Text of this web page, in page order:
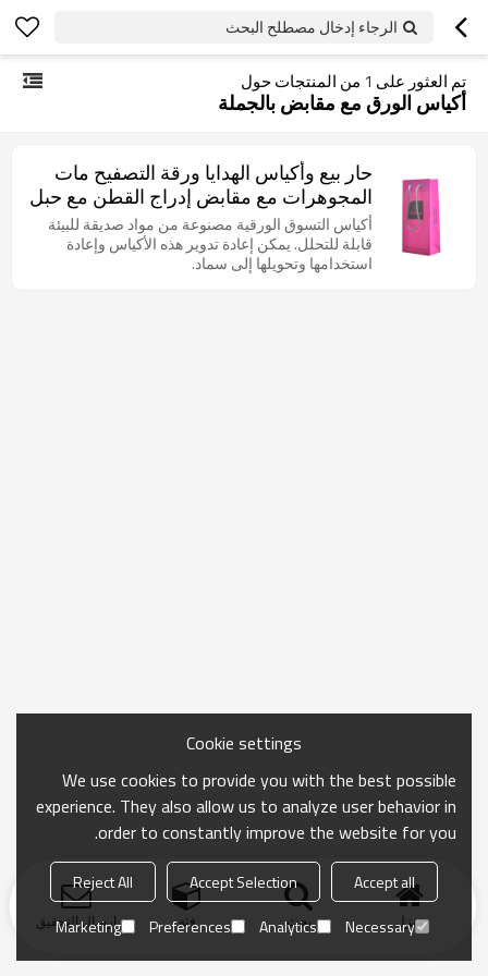
الرجاء إدخال مصطلح البحث
تم العثور على 1 من المنتجات حول
أكياس الورق مع مقابض بالجملة
حار بيع وأكياس الهدايا ورقة التصفيح مات
المجوهرات مع مقابض إدراج القطن مع حبل
PP
أكياس التسوق الورقية مصنوعة من مواد صديقة للبيئة
قابلة للتحلل. يمكن إعادة تدوير هذه الأكياس وإعادة
استخدامها وتحويلها إلى سماد.
منزل بحث فئة ارسال التحقيق
Cookie settings
We use cookies to provide you with the best possible
experience. They also allow us to analyze user behavior in
order to constantly improve the website for you.
Accept all
Accept Selection
Reject All
Necessary
Analytics
Preferences
Marketing